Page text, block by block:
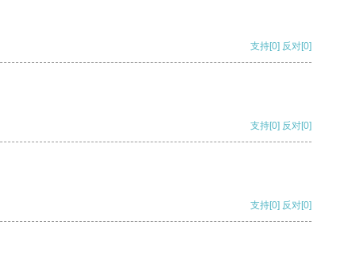
支持[0] 反对[0]
支持[0] 反对[0]
支持[0] 反对[0]